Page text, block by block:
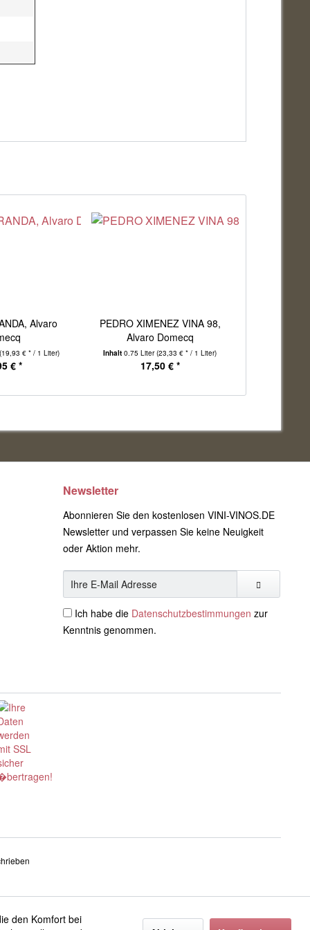
Alvaro
(19,93 € * / 1 Liter)
€ *
PEDRO XIMENEZ VINA 98,
Alvaro Domecq
Inhalt0.75 Liter(23,33 € * / 1 Liter)
17,50 € *
Newsletter
Abonnieren Sie den kostenlosen VINI-VINOS.DE
Newsletter und verpassen Sie keine Neuigkeit
oder Aktion mehr.
Ich habe die Datenschutzbestimmungen zur
Kenntnis genommen.
den Komfort bei